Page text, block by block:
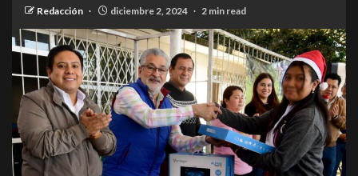
Redacción diciembre 2, 2024 2 min read